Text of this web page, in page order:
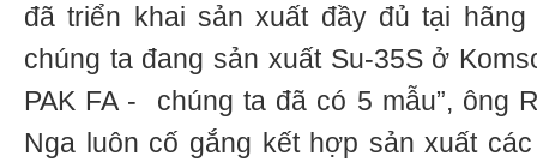
đã triển khai sản xuất đầy đủ tại
chúng ta đang sản xuất Su-35S ở
PAK FA - chúng ta đã có 5 mẫu”, ông
Nga luôn cố gắng kết hợp sản xuất